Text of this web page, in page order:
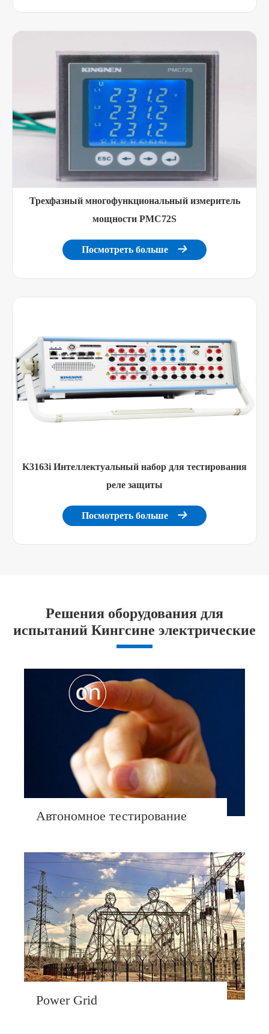
Трехфазный многофункциональный измеритель
мощности PMC72S
Посмотреть больше 
K3163i Интеллектуальный набор для тестирования
реле защиты
Посмотреть больше 
Решения оборудования для
испытаний Кингсине электрические
Автономное тестирование
Power Grid